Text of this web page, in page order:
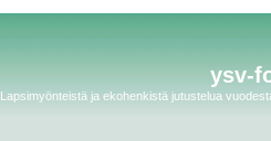
ysv-
Lapsimyönteistä ja ekohenkistä jutustelua